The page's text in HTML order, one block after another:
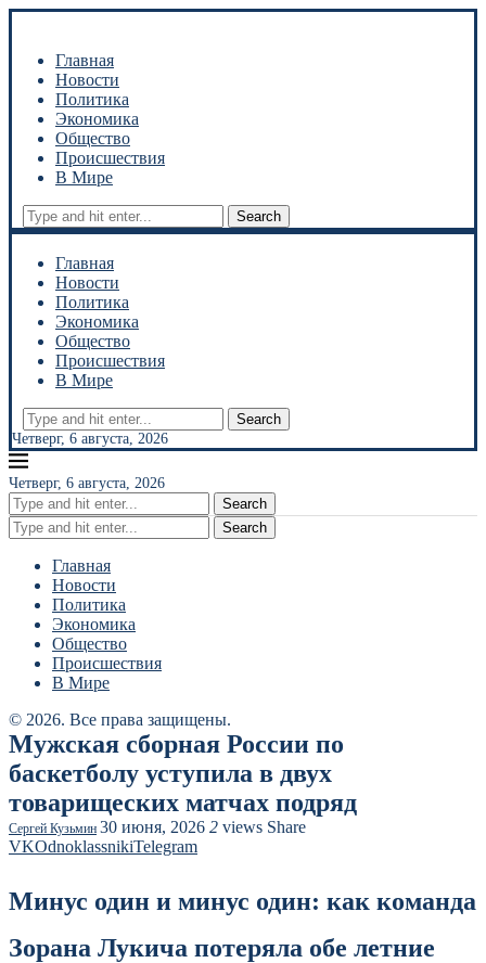
Главная
Новости
Политика
Экономика
Общество
Происшествия
В Мире
Search
Главная
Новости
Политика
Экономика
Общество
Происшествия
В Мире
Search
Четверг, 6 августа, 2026
Четверг, 6 августа, 2026
Search
Search
Главная
Новости
Политика
Экономика
Общество
Происшествия
В Мире
© 2026. Все права защищены.
Мужская сборная России по
баскетболу уступила в двух
товарищеских матчах подряд
Сергей Кузьмин 30 июня, 2026 2 views Share
VKOdnoklassnikiTelegram
Минус один и минус один: как команда
Зорана Лукича потеряла обе летние